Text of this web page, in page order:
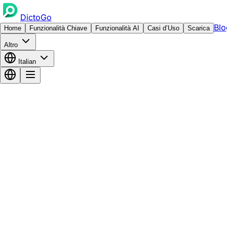
DictoGo
Home Funzionalità Chiave Funzionalità AI Casi d’Uso Scarica
Altro
Italian